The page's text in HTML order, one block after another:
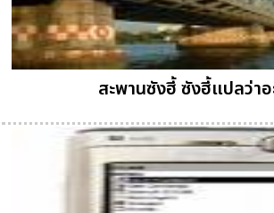
สะพานซังฮี้ ซังฮี้แปลว่าอ